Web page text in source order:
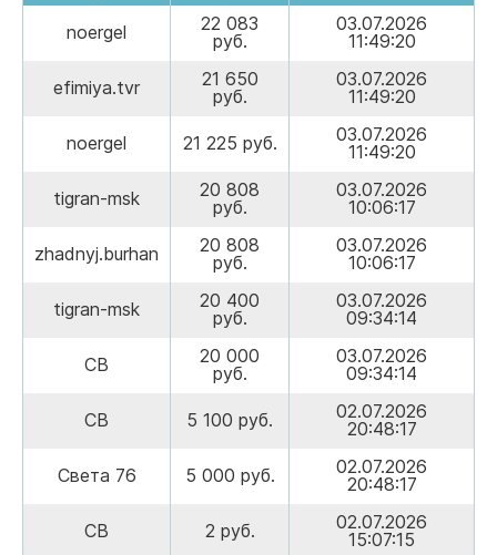
noergel
22 083
руб.
03.07.2026
11:49:20
efimiya.tvr
21 650
руб.
03.07.2026
11:49:20
noergel 21 225 руб.
03.07.2026
11:49:20
tigran-msk
20 808
руб.
03.07.2026
10:06:17
zhadnyj.burhan
20 808
руб.
03.07.2026
10:06:17
tigran-msk
20 400
руб.
03.07.2026
09:34:14
СВ
20 000
руб.
03.07.2026
09:34:14
СВ 5 100 руб.
02.07.2026
20:48:17
Света 76 5 000 руб.
02.07.2026
20:48:17
СВ 2 руб.
02.07.2026
15:07:15